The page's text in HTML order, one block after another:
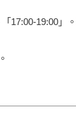
17:00-19:00」。